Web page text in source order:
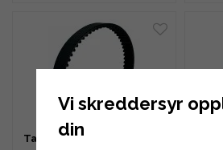
Tannreim HTD 1280-8M-20
Vi skreddersyr
din